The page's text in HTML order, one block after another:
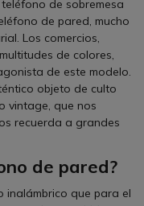
de sobremesa
de pared, mucho
Los comercios,
de colores,
de este modelo.
objeto de culto
vintage, que nos
recuerda a grandes
de pared?
inalámbrico que para el